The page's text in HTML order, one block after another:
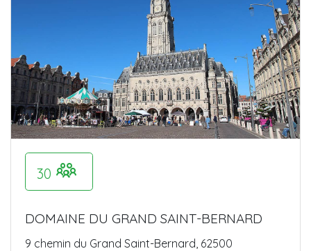
30
DOMAINE DU GRAND SAINT-BERNARD
9 chemin du Grand Saint-Bernard, 62500